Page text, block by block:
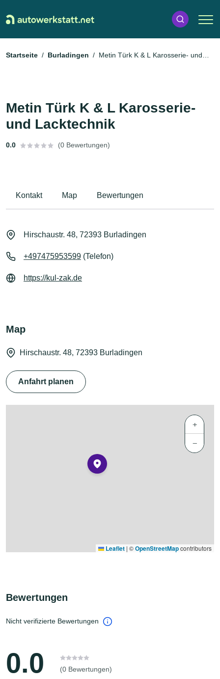
Startseite Burladingen
Metin Türk K & L Karosserie- und
Metin Türk K & L Karosserie-
und Lacktechnik
0.0 (0 Bewertungen)
Kontakt Map Bewertungen
Hirschaustr. 48, 72393 Burladingen
+497475953599 (Telefon)
https://kul-zak.de
Map
Hirschaustr. 48, 72393 Burladingen
Anfahrt planen
+
−
Leaflet | ©OpenStreetMapcontributors
Bewertungen
Nicht verifizierte Bewertungen
0.0 (0 Bewertungen)